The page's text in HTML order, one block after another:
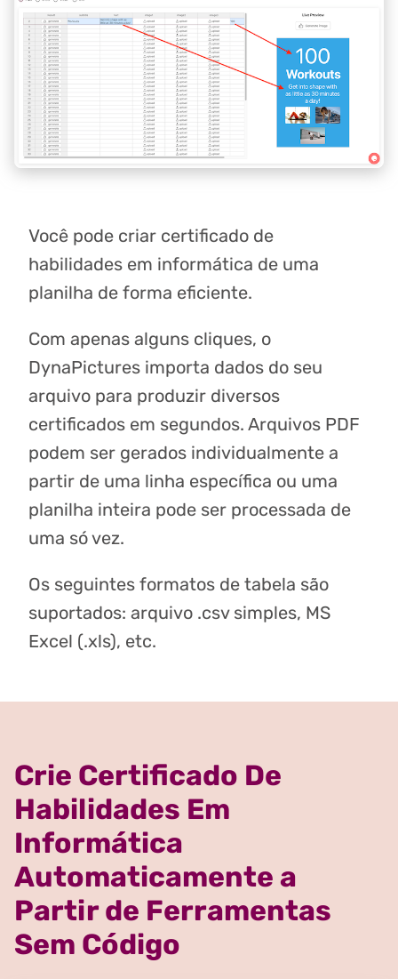
Você pode criar certificado de
habilidades em informática de uma
planilha de forma eficiente.
Com apenas alguns cliques, o
DynaPictures importa dados do seu
arquivo para produzir diversos
certificados em segundos. Arquivos PDF
podem ser gerados individualmente a
partir de uma linha específica ou uma
planilha inteira pode ser processada de
uma só vez.
Os seguintes formatos de tabela são
suportados: arquivo .csv simples, MS
Excel (.xls), etc.
Crie Certificado De
Habilidades Em
Informática
Automaticamente a
Partir de Ferramentas
Sem Código